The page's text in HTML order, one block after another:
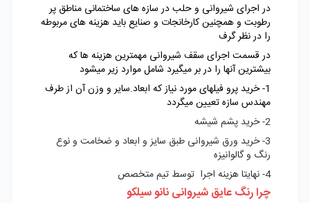
در اجرای شیروانی و حلب در سازه های ساختمانی مناطق پر
رطوبت و همچنین کارخانجات و صنایع باید هزینه های مربوطه
را در نظر گرف
در قسمت اجرای سقف شیروانی مهمترین هزینه ها که
بیشترین آنها را در بر میگیرد شامل موارد زیر میشود
1- خرید پرو فیلهای مورد نیاز که ابعاد.سایر و وزن آن از طرف
مهندس سازه تعیین میگردد
2- خرید پشم شیشه
3- خرید ورق شیروانی طبق سایز و ابعاد و ضخامت و نوع
رنگ و گالوانیزه
4- نهایتا هزینه اجرا توسط تیم متخصص
چرا رنگ عایق شیروانی نانو سیلکو